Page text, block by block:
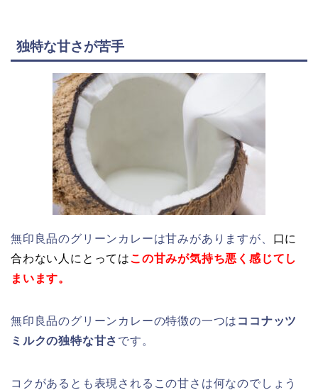
独特な甘さが苦手
無印良品のグリーンカレーは甘みがありますが、 口に
合わない人にとっては この甘みが気持ち悪く感じてし
まいます。
無印良品のグリーンカレーの特徴の一つは ココナッツ
ミルクの独特な甘さ です。
コクがあるとも表現されるこの甘さは何なのでしょう